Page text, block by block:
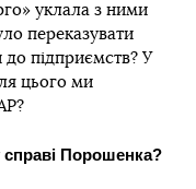
уклала з ними
переказувати
до підприємств? У
цього ми
Порошенка?